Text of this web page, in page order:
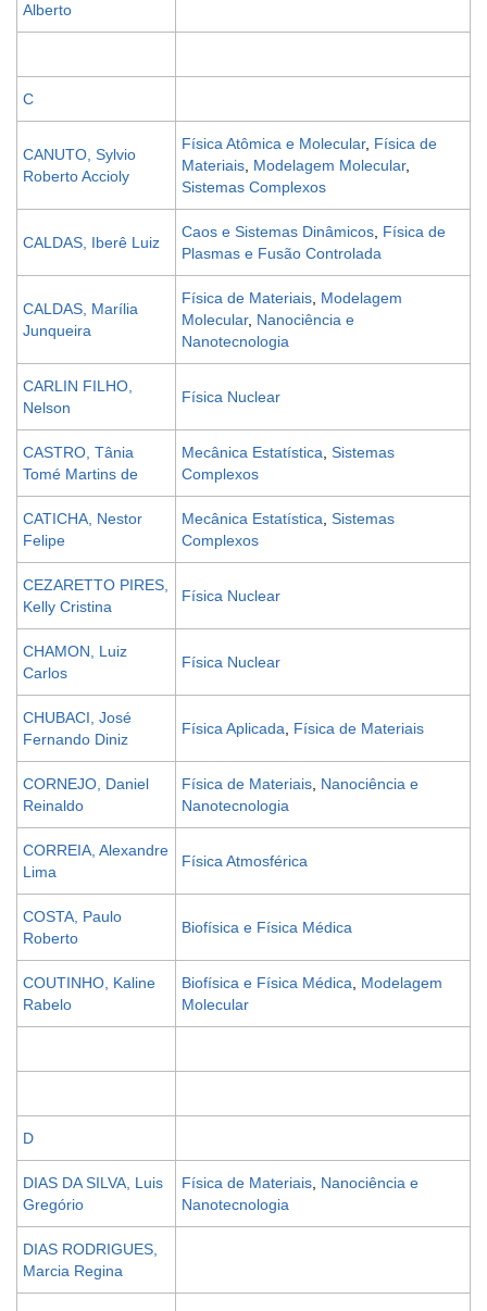
Alberto
C
CANUTO, Sylvio
Roberto Accioly
Física Atômica e Molecular, Física de
Materiais Modelagem Molecular,
Sistemas Complexos
CALDAS, Iberê Luiz
Caos e Sistemas Dinâmicos Física de
Plasmas e Fusão Controlada
CALDAS, Marília
Junqueira
Física de Materiais Modelagem
Molecular, Nanociência e
Nanotecnologia
CARLIN FILHO,
Nelson
Física Nuclear
CASTRO, Tânia
Tomé Martins de
Mecânica Estatística Sistemas
Complexos
CATICHA, Nestor
Felipe
Mecânica Estatística Sistemas
Complexos
CEZARETTO PIRES,
Kelly Cristina
Física Nuclear
CHAMON, Luiz
Carlos
Física Nuclear
CHUBACI, José
Fernando Diniz
Física Aplicada Física de Materiais
CORNEJO, Daniel
Reinaldo
Física de Materiais Nanociência e
Nanotecnologia
CORREIA, Alexandre
Lima
Física Atmosférica
COSTA, Paulo
Roberto
Biofísica e Física Médica
COUTINHO, Kaline
Rabelo
Biofísica e Física Médica
Modelagem
Molecular
D
DIAS DA SILVA, Luis
Gregório
Física de Materiais Nanociência e
Nanotecnologia
DIAS RODRIGUES,
Marcia Regina